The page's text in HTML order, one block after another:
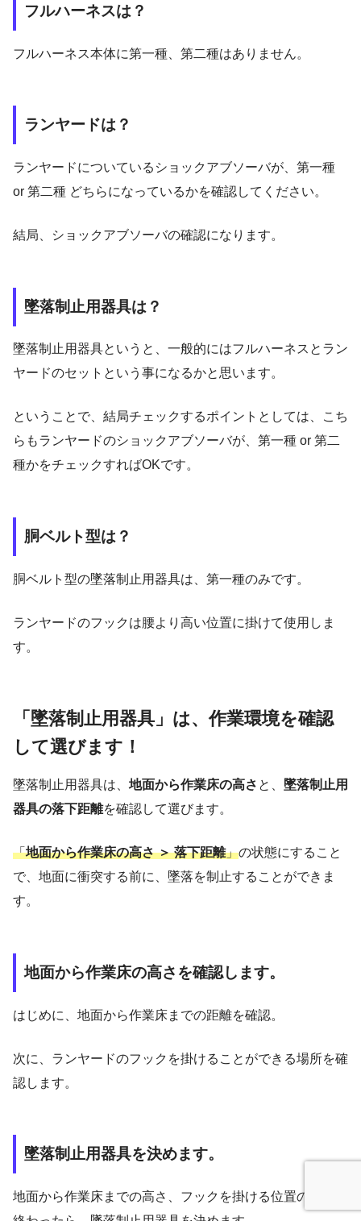
フルハーネスは？
フルハーネス本体に第一種、第二種はありません。
ランヤードは？
ランヤードについているショックアブソーバが、第一種
or 第二種 どちらになっているかを確認してください。
結局、ショックアブソーバの確認になります。
墜落制止用器具は？
墜落制止用器具というと、一般的にはフルハーネスとラン
ヤードのセットという事になるかと思います。
ということで、結局チェックするポイントとしては、こち
らもランヤードのショックアブソーバが、第一種 or 第二
種かをチェックすればOKです。
胴ベルト型は？
胴ベルト型の墜落制止用器具は、第一種のみです。
ランヤードのフックは腰より高い位置に掛けて使用しま
す。
「墜落制止用器具」は、作業環境を確認
して選びます！
墜落制止用器具は、 地面から作業床の高さ と、 墜落制止用
器具の落下距離を確認して選びます。
「地面から作業床の高さ ＞ 落下距離」の状態にすること
で、地面に衝突する前に、墜落を制止することができま
す。
地面から作業床の高さを確認します。
はじめに、地面から作業床までの距離を確認。
次に、ランヤードのフックを掛けることができる場所を確
認します。
墜落制止用器具を決めます。
地面から作業床までの高さ、フックを掛ける位置の確認が